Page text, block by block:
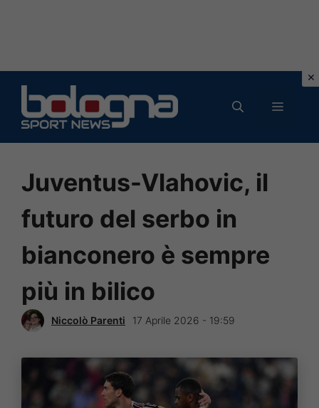
contenuto
MENU
Juventus-Vlahovic, il
futuro del serbo in
bianconero è sempre
più in bilico
Niccolò Parenti 17 Aprile 2026 - 19:59